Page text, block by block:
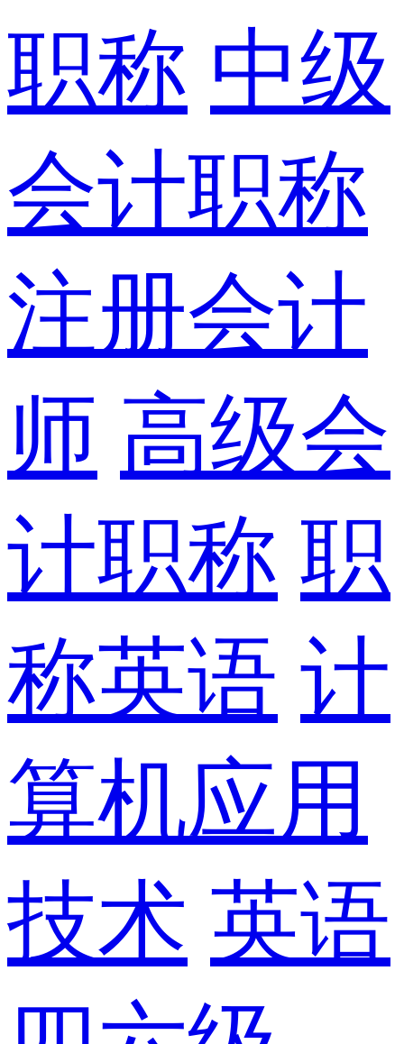
职称 中级
会计职称
注册会计
师 高级会
计职称 职
称英语 计
算机应用
技术 英语